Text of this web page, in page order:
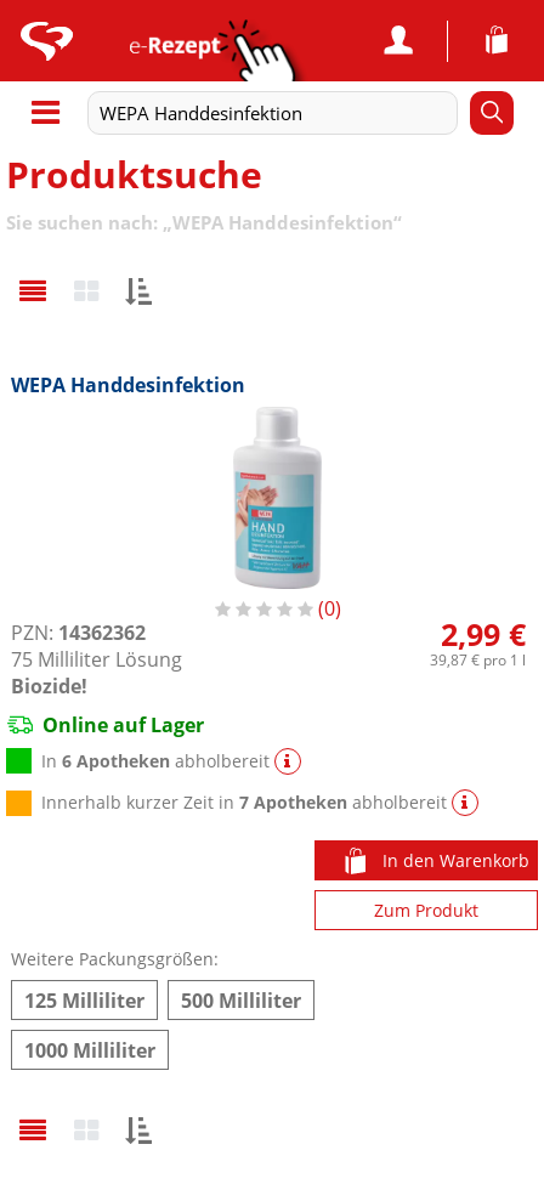
Produktsuche
Sie suchen nach: „WEPA Handdesinfektion“
WEPA Handdesinfektion
0
PZN: 14362362
75 Milliliter Lösung
Biozide!
2,99 €
39,87 €pro 1 l
Online auf Lager
In6 Apotheken abholbereit
Innerhalb kurzer Zeit in7 Apotheken abholbereit
In den Warenkorb
Zum Produkt
Weitere Packungsgrößen:
125 Milliliter
500 Milliliter
1000 Milliliter